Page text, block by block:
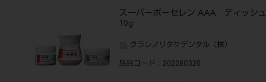
スーパーポーセレン AAA ティッシュ
10g
クラレノリタケデンタル（株）
品目コード ：202280320